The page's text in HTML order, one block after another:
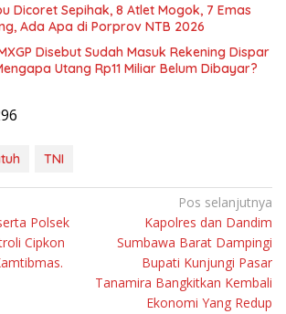
Dicoret Sepihak, 8 Atlet Mogok, 7 Emas
Ada Apa di Porprov NTB 2026
Disebut Sudah Masuk Rekening Dispar
Utang Rp11 Miliar Belum Dibayar?
TNI
Polsek
Cipkon
Pos selanjutnya
Kapolres dan Dandim
Sumbawa Barat Dampingi
Bupati Kunjungi Pasar
Tanamira Bangkitkan Kembali
Ekonomi Yang Redup